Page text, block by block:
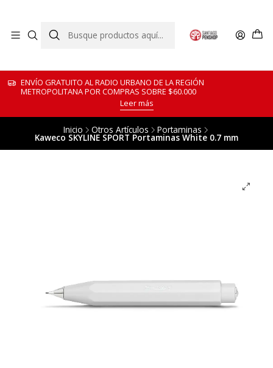
ENVÍO GRATUITO AL RADIO URBANO DE LA REGIÓN
METROPOLITANA POR COMPRAS SOBRE $60.000
Leer más
Inicio Otros Artículos Portaminas
Kaweco SKYLINE SPORT Portaminas White 0.7 mm